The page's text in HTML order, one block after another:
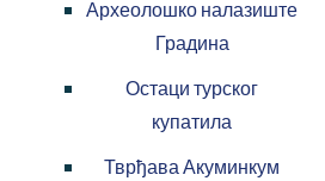
Археолошко налазиште
Градина
Остаци турског
купатила
Тврђава Акуминкум